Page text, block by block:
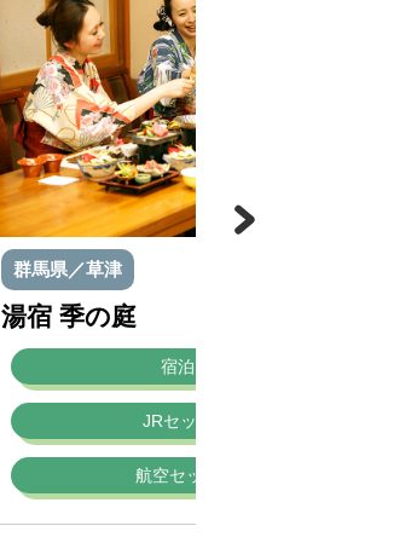
群馬県／草津
湯宿 季の庭
宿泊プラン
JRセットプラン
航空セットプラン